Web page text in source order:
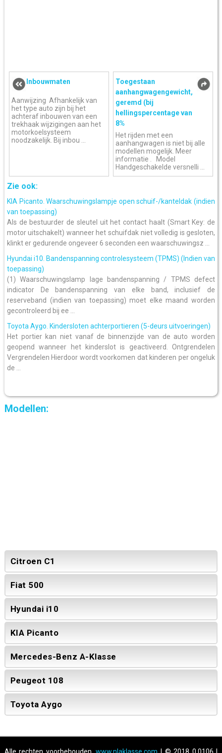
Inbouwmaten
Aanwijzing Afhankelijk van
het type auto zijn bij het
achteraf inbouwen van een
trekhaak wijzigingen aan het
motorkoelsysteem
noodzakelijk. Bij inbou ...
Toegestaan
aanhangwagengewicht,
geremd (bij
hellingspercentage van
8%
Het rijden met een
aanhangwagen is niet bij alle
modellen mogelijk. Meer
informatie . Model
Handgeschakelde versnelli ...
Zie ook:
KIA Picanto. Waarschuwingslampje open schuif-/kanteldak (indien
van toepassing)
Als de bestuurder de sleutel uit het contact haalt (Smart Key: de
motor uitschakelt) wanneer het schuifdak niet volledig is gesloten,
klinkt er gedurende ongeveer 6 seconden een waarschuwingsz ...
Hyundai i10. Bandenspanning controlesysteem (TPMS) (Indien van
toepassing)
(1) Waarschuwingslamp lage bandenspanning / TPMS defect
indicator De bandenspanning van elke band, inclusief de
reserveband (indien van toepassing) moet elke maand worden
gecontroleerd bij ee ...
Toyota Aygo. Kindersloten achterportieren (5-deurs uitvoeringen)
Het portier kan niet vanaf de binnenzijde van de auto worden
geopend wanneer het kinderslot is geactiveerd. Ontgrendelen
Vergrendelen Hierdoor wordt voorkomen dat kinderen per ongeluk
de ...
Modellen:
Citroen C1
Fiat 500
Hyundai i10
KIA Picanto
Mercedes-Benz A-Klasse
Peugeot 108
Toyota Aygo
Alle rechten voorbehouden.www.nlaklasse.com | © 2018 0.0106 |